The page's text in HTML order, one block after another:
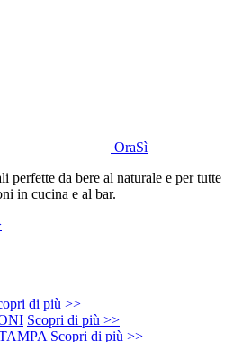
OraSì
perfette da bere al naturale e per tutte
in cucina e al bar.
di più >>
Scopri di più >>
Scopri di più >>